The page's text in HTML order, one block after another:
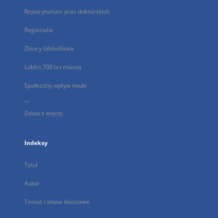
Repozytorium prac doktorskich
Regionalia
Zbiory bibliofilskie
Lublin 700 lat miasta
Społeczny wpływ nauki
...
Zobacz więcej
Indeksy
Tytuł
Autor
Temat i słowa kluczowe